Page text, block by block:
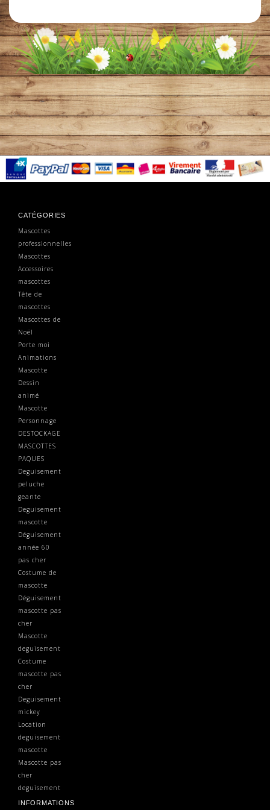
CATÉGORIES
Mascottes
professionnelles
Mascottes
Accessoires
mascottes
Tête de
mascottes
Mascottes de
Noël
Porte moi
Animations
Mascotte
Dessin
animé
Mascotte
Personnage
DESTOCKAGE
MASCOTTES
PAQUES
Deguisement
peluche
geante
Deguisement
mascotte
Déguisement
année 60
pas cher
Costume de
mascotte
Déguisement
mascotte pas
cher
Mascotte
deguisement
Costume
mascotte pas
cher
Deguisement
mickey
Location
deguisement
mascotte
Mascotte pas
cher
deguisement
INFORMATIONS